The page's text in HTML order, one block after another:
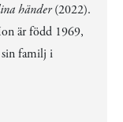
händer(2022).
är född 1969,
familj i